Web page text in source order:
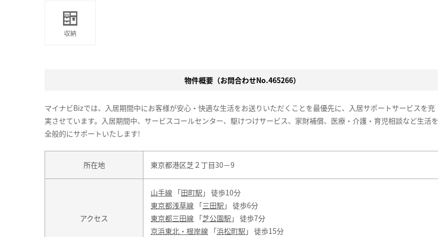
収納
物件概要（お問合わせNo.465266）
マイナビBizでは、入居期間中にお客様が安心・快適な生活をお送りいただくことを最優先に、入居サポートサービスを充
実させています。入居期間中、サービスコールセンター、駆けつけサービス、家財補償、医療・介護・育児相談など生活を
全般的にサポートいたします!
所在地 東京都港区芝２丁目30－9
アクセス
山手線 「田町駅 」 徒歩10分
東京都浅草線 「三田駅 」 徒歩6分
東京都三田線 「芝公園駅 」 徒歩7分
京浜東北・根岸線 「浜松町駅 」 徒歩15分